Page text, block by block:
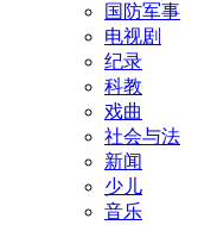
国防军事
电视剧
纪录
科教
戏曲
社会与法
新闻
少儿
音乐